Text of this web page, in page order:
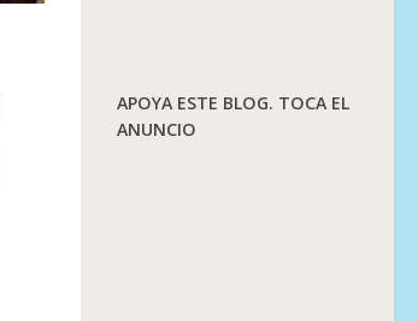
APOYA ESTE BLOG. TOCA EL
ANUNCIO